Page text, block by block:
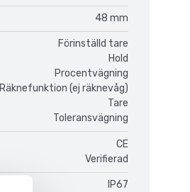
48 mm
Förinställd tare
Hold
Procentvägning
Räknefunktion (ej räknevåg)
Tare
Toleransvägning
CE
Verifierad
IP67